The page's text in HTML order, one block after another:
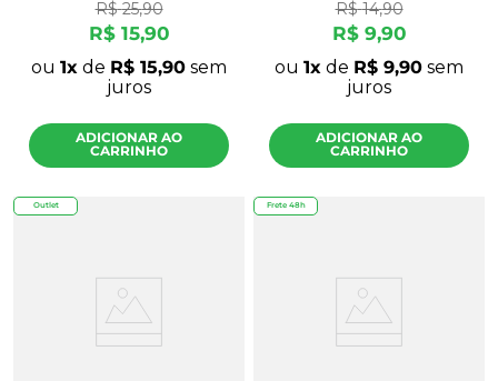
R$ 25,90
R$ 15,90
ou 1 de R$ 15,90 sem
juros
ADICIONAR AO
CARRINHO
R$ 14,90
R$ 9,90
ou 1 de R$ 9,90 sem
juros
ADICIONAR AO
CARRINHO
Outlet Frete 48h